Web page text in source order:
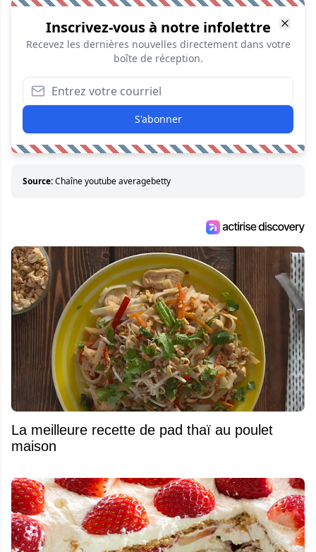
Inscrivez-vous à notre infolettre
Recevez les dernières nouvelles directement dans votre
boîte de réception.
S'abonner
Source:Chaîne youtube averagebetty
La meilleure recette de pad thaï au poulet
maison